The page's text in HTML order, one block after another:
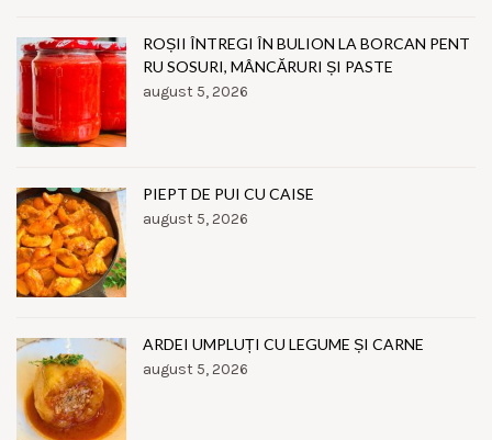
ROȘII ÎNTREGI ÎN BULION LA BORCAN PENT
RU SOSURI, MÂNCĂRURI ȘI PASTE
august 5, 2026
PIEPT DE PUI CU CAISE
august 5, 2026
ARDEI UMPLUȚI CU LEGUME ȘI CARNE
august 5, 2026